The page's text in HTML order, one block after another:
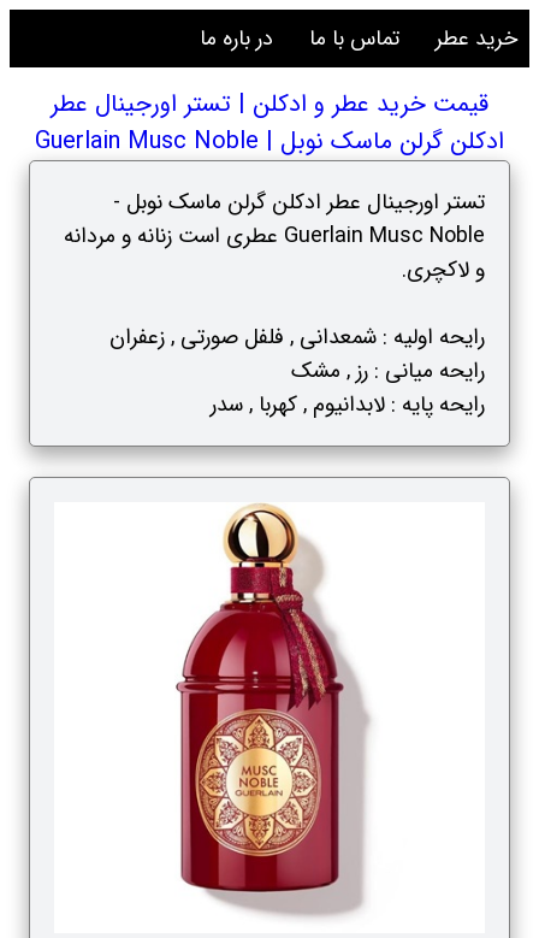
خرید عطر تماس با ما در باره ما
قیمت خرید عطر و ادکلن | تستر اورجینال عطر
ادکلن گرلن ماسک نوبل | Guerlain Musc Noble
تستر اورجینال عطر ادکلن گرلن ماسک نوبل -
Guerlain Musc Noble عطری است زنانه و مردانه
و لاکچری.
رایحه اولیه : شمعدانی , فلفل صورتی , زعفران
رایحه میانی : رز , مشک
رایحه پایه : لابدانیوم , کهربا , سدر